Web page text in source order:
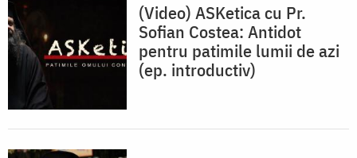
(Video) ASKetica cu Pr.
Sofian Costea: Antidot
pentru patimile lumii de azi
(ep. introductiv)